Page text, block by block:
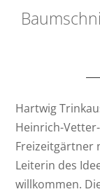
Hartwig
Heinrich-
Freizeitgärtner
Leiterin des
willkommen.